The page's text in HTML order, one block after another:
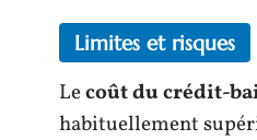
Limites et risques
Lecoût du crédit-
habituellement